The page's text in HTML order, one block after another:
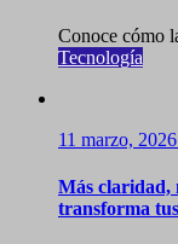
Conoce cómo
Tecnología
11 marzo, 2026
Más claridad,
transforma